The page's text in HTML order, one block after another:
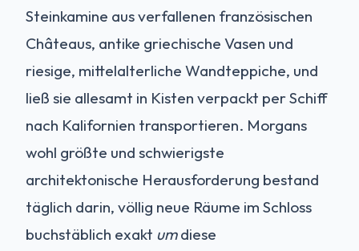
Steinkamine aus verfallenen französischen
Châteaus, antike griechische Vasen und
riesige, mittelalterliche Wandteppiche, und
ließ sie allesamt in Kisten verpackt per Schiff
nach Kalifornien transportieren. Morgans
wohl größte und schwierigste
architektonische Herausforderung bestand
täglich darin, völlig neue Räume im Schloss
buchstäblich exakt umdiese